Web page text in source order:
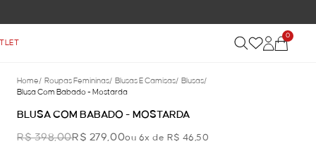
0
Home/ Roupas Femininas/ Blusas E Camisas/ Blusas/
Blusa Com Babado - Mostarda
BLUSA COM BABADO - MOSTARDA
R$ 398,00R$ 279,00ou 6x de R$ 46,50